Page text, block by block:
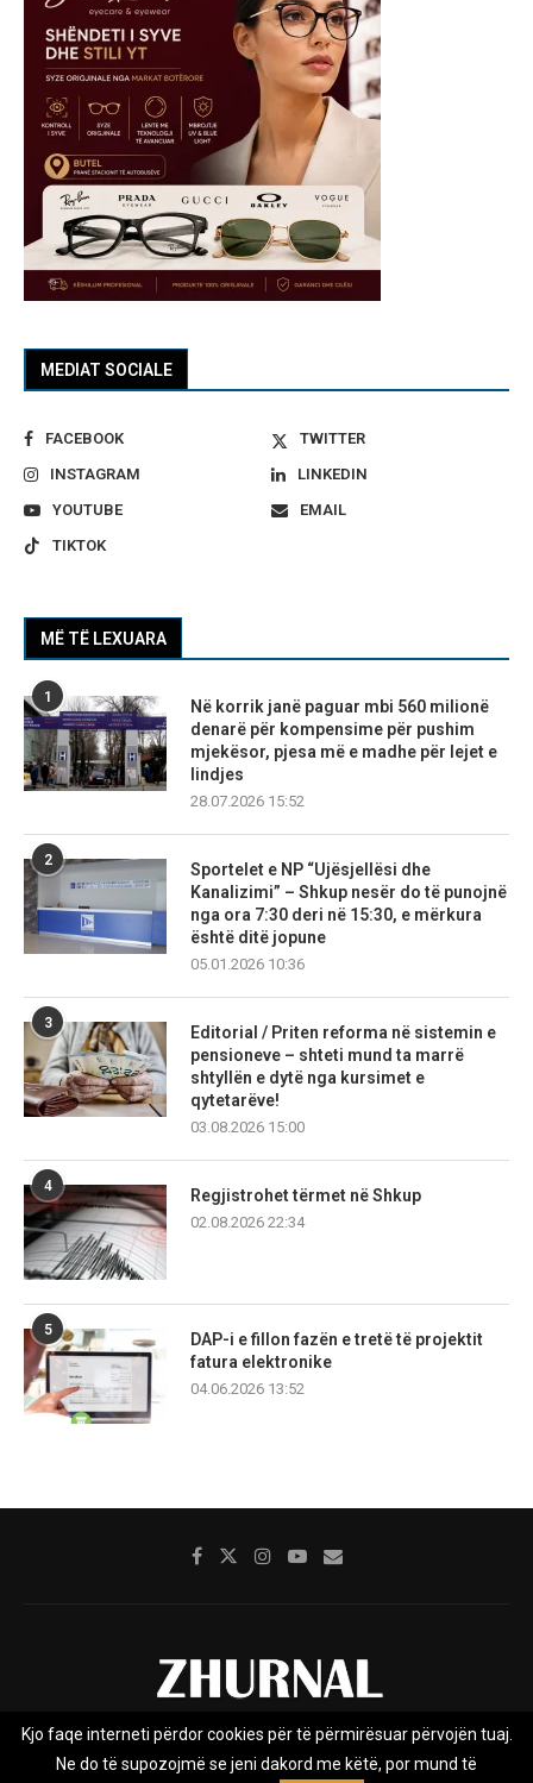
MEDIAT SOCIALE
FACEBOOK
TWITTER
INSTAGRAM
LINKEDIN
YOUTUBE
EMAIL
TIKTOK
MË TË LEXUARA
1
Në korrik janë paguar mbi 560 milionë
denarë për kompensime për pushim
mjekësor, pjesa më e madhe për lejet e
lindjes
28.07.2026 15:52
2
Sportelet e NP “Ujësjellësi dhe
Kanalizimi” – Shkup nesër do të punojnë
nga ora 7:30 deri në 15:30, e mërkura
është ditë jopune
05.01.2026 10:36
3
Editorial / Priten reforma në sistemin e
pensioneve – shteti mund ta marrë
shtyllën e dytë nga kursimet e
qytetarëve!
03.08.2026 15:00
4
Regjistrohet tërmet në Shkup
02.08.2026 22:34
5
DAP-i e fillon fazën e tretë të projektit
fatura elektronike
04.06.2026 13:52
Rreth nesh Impresumi Marketing
Kjo faqe interneti përdor cookies për të përmirësuar përvojën tuaj.
Ne do të supozojmë se jeni dakord me këtë, por mund të